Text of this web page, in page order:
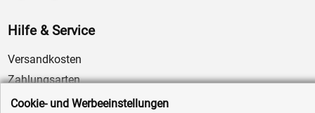
Hilfe & Service
Versandkosten
Zahlungsarten
Service
Cookie- und Werbeeinstellungen